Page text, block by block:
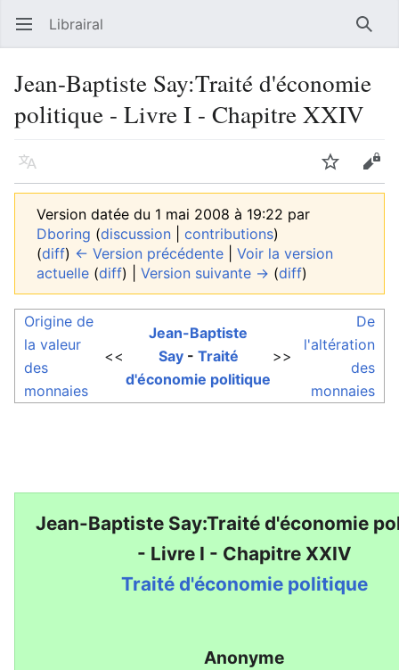
Ouvrir le menu principal Librairal
Jean-Baptiste Say:Traité d'économie
politique - Livre I - Chapitre XXIV
Langue Suivre
Version datée du 1 mai 2008 à 19:22 par
Dboring (discussion contributions)
(diff) ← Version précédente
Voir la version
actuelle (diff) | Version suivante → (diff)
Origine de
la valeur
des
monnaies
<<
Jean-Baptiste
Say- Traité
d'économie politique
>>
De
l'altération
des
monnaies
Jean-Baptiste Say:Traité d'économie
- Livre I - Chapitre XXIV
Traité d'économie politique
Anonyme